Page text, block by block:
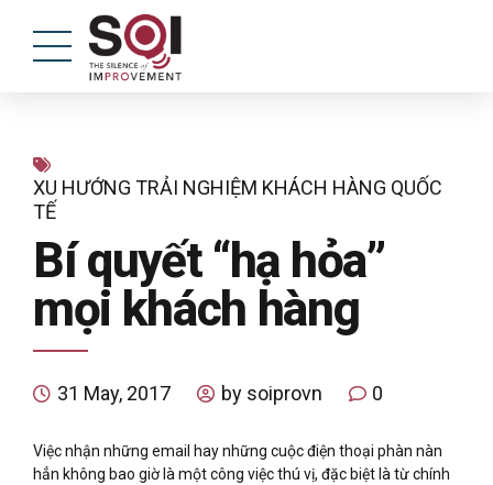
XU HƯỚNG TRẢI NGHIỆM KHÁCH HÀNG QUỐC
TẾ
Bí quyết “hạ hỏa”
mọi khách hàng
31 May, 2017 by soiprovn 0
Việc nhận những email hay những cuộc điện thoại phàn nàn
hẳn không bao giờ là một công việc thú vị, đặc biệt là từ chính